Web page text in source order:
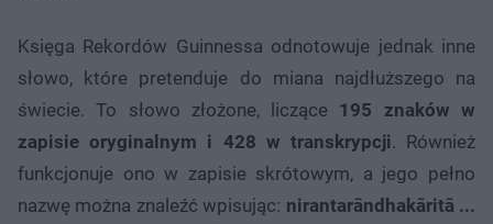
Księga Rekordów Guinnessa odnotowuje jednak inne
słowo, które pretenduje do miana najdłuższego na
świecie. To słowo złożone, liczące 195 znaków w
zapisie oryginalnym i 428 w transkrypcji. Również
funkcjonuje ono w zapisie skrótowym, a jego pełno
nazwę można znaleźć wpisując: nirantarāndhakāritā ...